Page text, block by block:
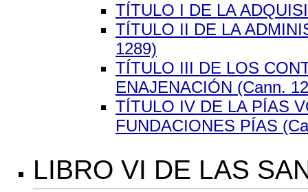
TÍTULO I DE LA
TÍTULO II DE LA
1289)
TÍTULO III DE LOS
ENAJENACIÓN (Cann.
TÍTULO IV DE LA PÍAS
FUNDACIONES PÍAS
LIBRO VI DE LAS